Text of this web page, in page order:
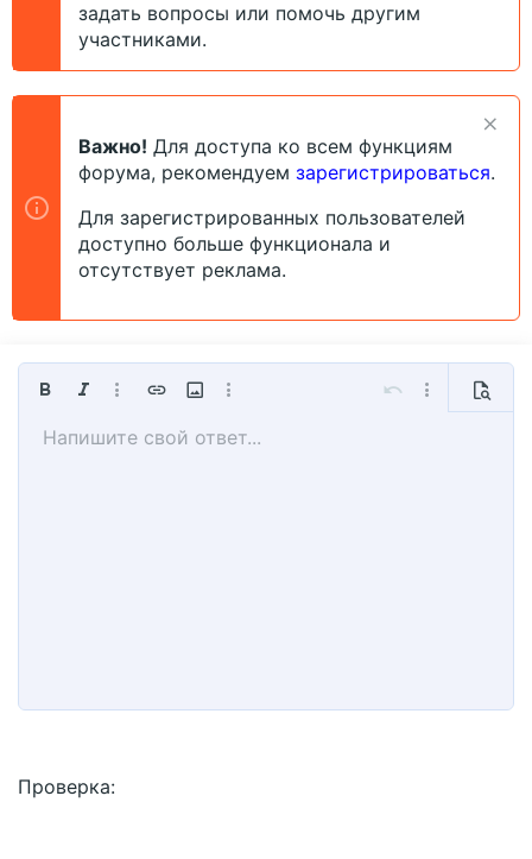
задать вопросы или помочь другим
участниками.
Важно! Для доступа ко всем функциям
форума, рекомендуем зарегистрироваться.
Для зарегистрированных пользователей
доступно больше функционала и
отсутствует реклама.
ЖирныйКурсивДополнительно...
Вставить ссылку
Вставить изображение
Дополнительно... Отменить
Размер шрифта
9
Цвет текста
Шрифт Arial
ВыравниваниеПо левому краю
Формат параграфа
Зачёркнутый
СмайлыМультицитата
МедиаВставить таблицу
Вставить горизонтальную линию
Спойлер
Повторить
Переключить режим работы редактора
Удалить форматирование
ЧерновикиСохранить черновик
Напишите свой ответ...
Проверка